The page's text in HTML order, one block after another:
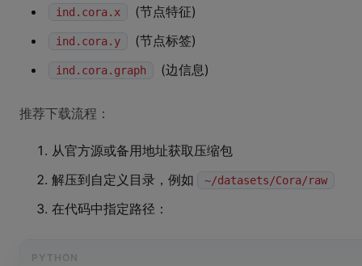
ind.cora.x (节点特征)
ind.cora.y (节点标签)
ind.cora.graph (边信息)
推荐下载流程：
从官方源或备用地址获取压缩包
解压到自定义目录，例如
~/datasets/Cora/raw
在代码中指定路径：
PYTHON